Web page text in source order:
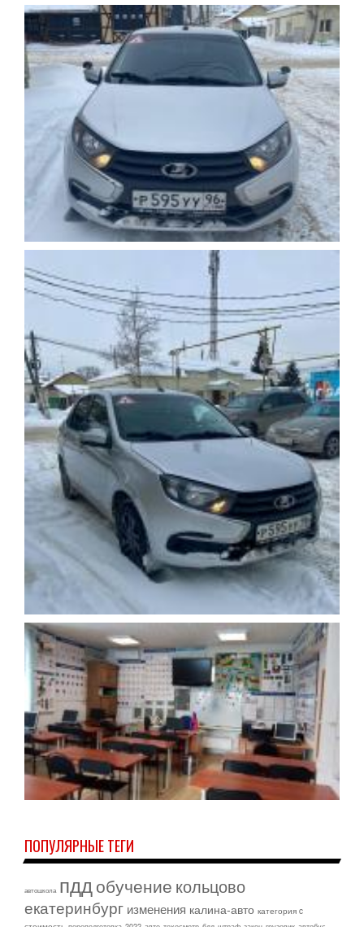
ПОПУЛЯРНЫЕ ТЕГИ
автошкола пддобучение кольцово
екатеринбург изменения калина-авто категория c